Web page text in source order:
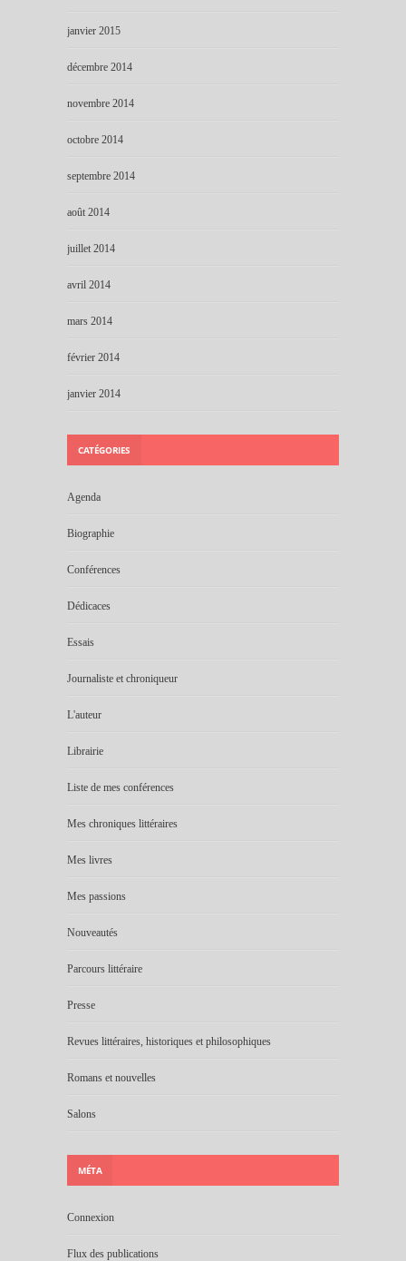
janvier 2015
décembre 2014
novembre 2014
octobre 2014
septembre 2014
août 2014
juillet 2014
avril 2014
mars 2014
février 2014
janvier 2014
CATÉGORIES
Agenda
Biographie
Conférences
Dédicaces
Essais
Journaliste et chroniqueur
L'auteur
Librairie
Liste de mes conférences
Mes chroniques littéraires
Mes livres
Mes passions
Nouveautés
Parcours littéraire
Presse
Revues littéraires, historiques et philosophiques
Romans et nouvelles
Salons
MÉTA
Connexion
Flux des publications